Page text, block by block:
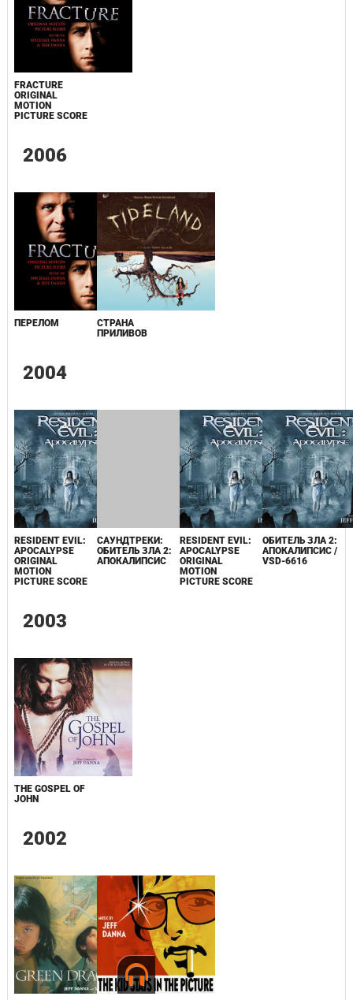
FRACTURE
ORIGINAL
MOTION
PICTURE SCORE
2006
ПЕРЕЛОМ
СТРАНА
ПРИЛИВОВ
2004
RESIDENT EVIL:
APOCALYPSE
ORIGINAL
MOTION
PICTURE SCORE
САУНДТРЕКИ:
ОБИТЕЛЬ ЗЛА 2:
АПОКАЛИПСИС
RESIDENT EVIL:
APOCALYPSE
ORIGINAL
MOTION
PICTURE SCORE
ОБИТЕЛЬ ЗЛА 2:
АПОКАЛИПСИС /
VSD-6616
2003
THE GOSPEL OF
JOHN
2002